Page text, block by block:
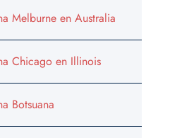
Melburne en Australia
Chicago en Illinois
Botsuana